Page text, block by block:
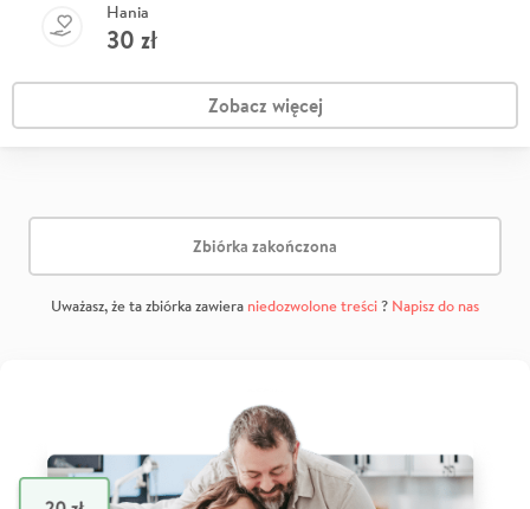
Hania
30 zł
Zobacz więcej
Zbiórka zakończona
Uważasz, że ta zbiórka zawiera niedozwolone treści? Napisz do nas